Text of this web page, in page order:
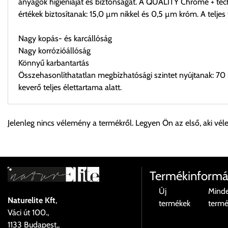
értékek biztosítanak: 15,0 µm nikkel és 0,5 µm króm. A
Nagy kopás- és karcállóság
Nagy korrózióállóság
Könnyű karbantartás
Összehasonlíthatatlan megbízhatósági szintet nyújtanak:
keverő teljes élettartama alatt.
Személyes átvétel:
Önnek lehetősége van rendelését a beérkezést követően
Cím:1133 Budapest, Váci út 100.
Szállítási díjak:
Az oldalunkon rendelés esetén, amennyiben szállítást is kér,
Jelenleg nincs vélemény a termékről. Legyen Ön az első, aki
Naturelite Kft,
Váci út 100.,
1133 Budapest,,
Új
termékek